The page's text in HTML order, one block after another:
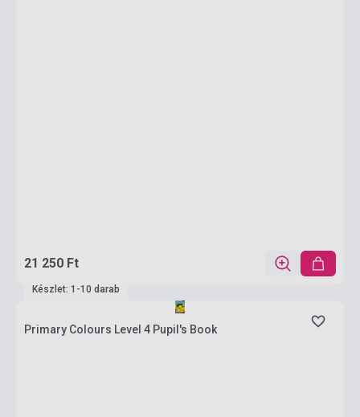
21 250 Ft
Készlet: 1-10 darab
Primary Colours Level 4 Pupil's Book